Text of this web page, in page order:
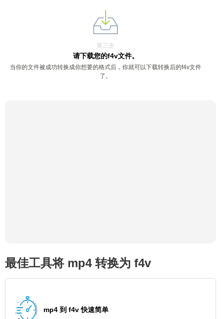
第三步
请下载您的f4v文件。
当你的文件被成功转换成你想要的格式后，你就可以下载转换后的f4v文件
了。
最佳工具将 mp4 转换为 f4v
mp4 到 f4v 快速简单